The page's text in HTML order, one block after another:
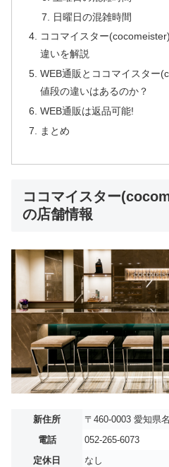
日曜日の混雑時間
ココマイスター
違いを解説
WEB通販とココマイスター
値段の違いはあるのか？
WEB通販は返品可能!
まとめ
ココマイスター
の店舗情報
新住所
〒460-0003 愛知県
電話
052-265-6073
定休日
なし